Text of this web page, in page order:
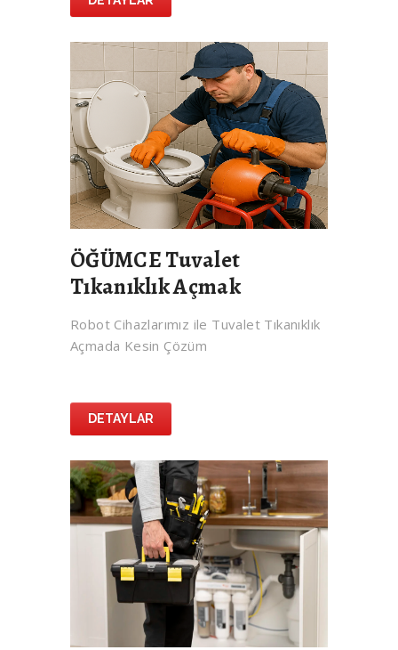
ÖĞÜMCE Tuvalet
Tıkanıklık Açmak
Robot Cihazlarımız ile Tuvalet Tıkanıklık
Açmada Kesin Çözüm
DETAYLAR